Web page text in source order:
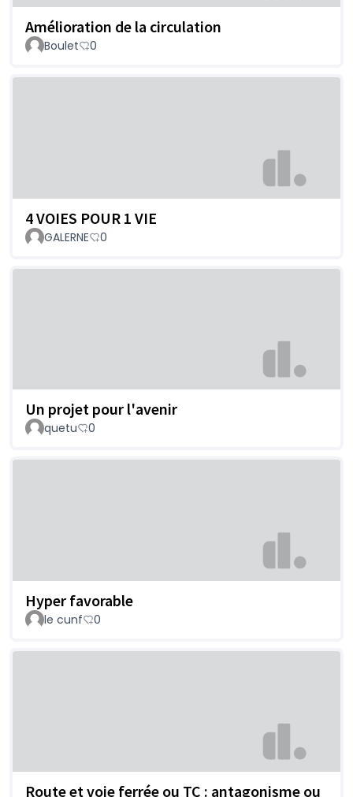
Amélioration de la circulation
Boulet 0
4 VOIES POUR 1 VIE
GALERNE 0
Un projet pour l'avenir
quetu 0
Hyper favorable
le cunf 0
Route et voie ferrée ou TC : antagonisme ou